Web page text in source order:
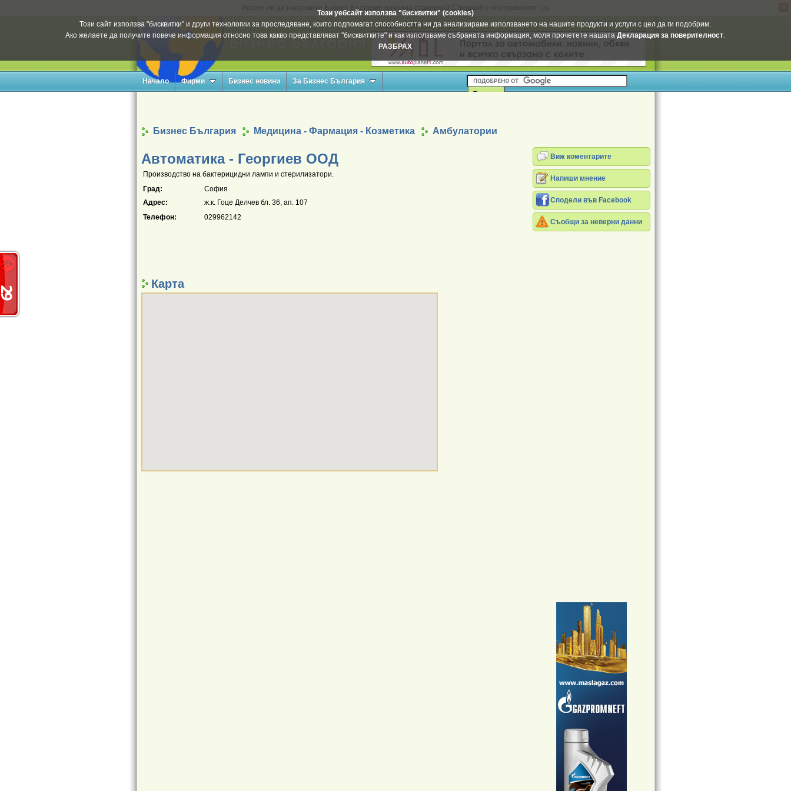
Искате ли да направите Бизнес България начална страница? Следвайте инструкциите
Този уебсайт използва "бисквитки" (cookies)
Този сайт използва "бисквитки" и други технологии за проследяване, които подпомагат способността ни да анализираме използването на нашите продукти и услуги с цел да ги подобрим.
Ако желаете да получите повече информация относно това какво представляват "бисквитките" и как използваме събраната информация, моля прочетете нашатаДекларация за поверителност.
РАЗБРАХ
Select Language ▼
Вашата реклама тук
Начало Фирми Бизнес новини За Бизнес България
Бизнес България Медицина - Фармация - Козметика Амбулатории
Автоматика - Георгиев ООД
Производство на бактерицидни лампи и стерилизатори.
Град:
София
Адрес:
ж.к. Гоце Делчев бл. 36, ап. 107
Телефон:
029962142
Карта
Виж коментарите
Напиши мнение
Сподели във Facebook
Съобщи за неверни данни